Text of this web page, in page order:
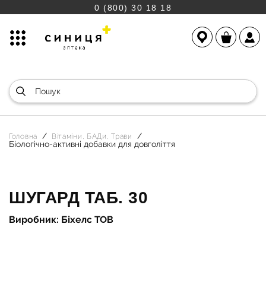
0 (800) 30 18 18
Головна Вітаміни, БАДи, Трави
Біологічно-активні добавки для довголіття
ШУГАРД ТАБ. 30
Виробник: Біхелс ТОВ